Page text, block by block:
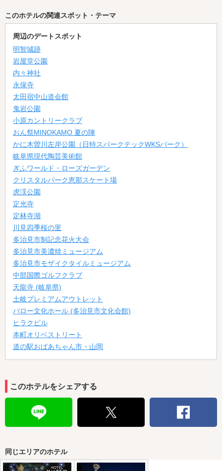
このホテルの関連スポット・テーマ
周辺のデートスポット
明智城跡
岩屋堂公園
内々神社
永保寺
太田宿中山道会館
鬼岩公園
小原カントリークラブ
おん祭MINOKAMO 夏の陣
かに木曽川左岸公園（日特スパークテックWKSパーク）
岐阜県現代陶芸美術館
ぎふワールド・ローズガーデン
クリスタルパーク恵那スケート場
虎渓公園
定光寺
定林寺湖
川見四季桜の里
多治見市制記念花火大会
多治見市美濃焼ミュージアム
多治見市モザイクタイルミュージアム
中部国際ゴルフクラブ
天龍寺 (岐阜県)
土岐プレミアムアウトレット
バロー文化ホール (多治見市文化会館)
ヒラクビル
本町オリベストリート
道の駅おばあちゃん市・山岡
このホテルをシェアする
同じエリアのホテル